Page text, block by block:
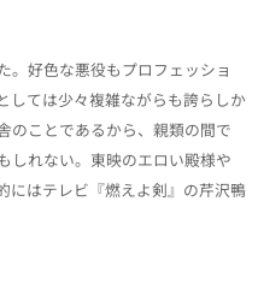
。好色な悪役もプロフェッショ
しては少々複雑ながらも誇らしか
のことであるから、親類の間で
しれない。東映のエロい殿様や
にはテレビ『燃えよ剣』の芹沢鴨